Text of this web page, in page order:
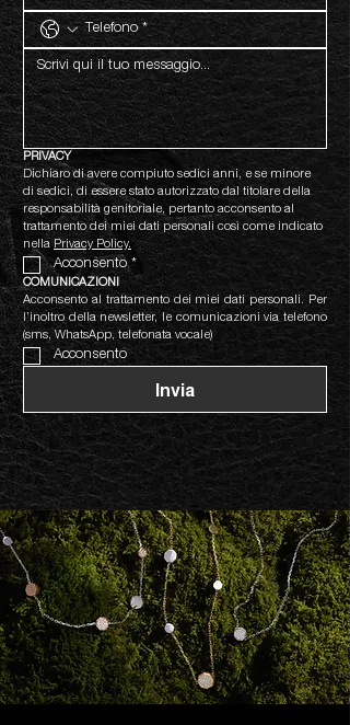
PRIVACY
Dichiaro di avere compiuto sedici anni, e se minore
di sedici, di essere stato autorizzato dal titolare della
responsabilità genitoriale, pertanto acconsento al
trattamento dei miei dati personali così come indicato
nella Privacy Policy.
Acconsento *
COMUNICAZIONI
Acconsento al trattamento dei miei dati personali. Per
l’inoltro della newsletter, le comunicazioni via telefono
(sms, WhatsApp, telefonata vocale)
Acconsento
Invia